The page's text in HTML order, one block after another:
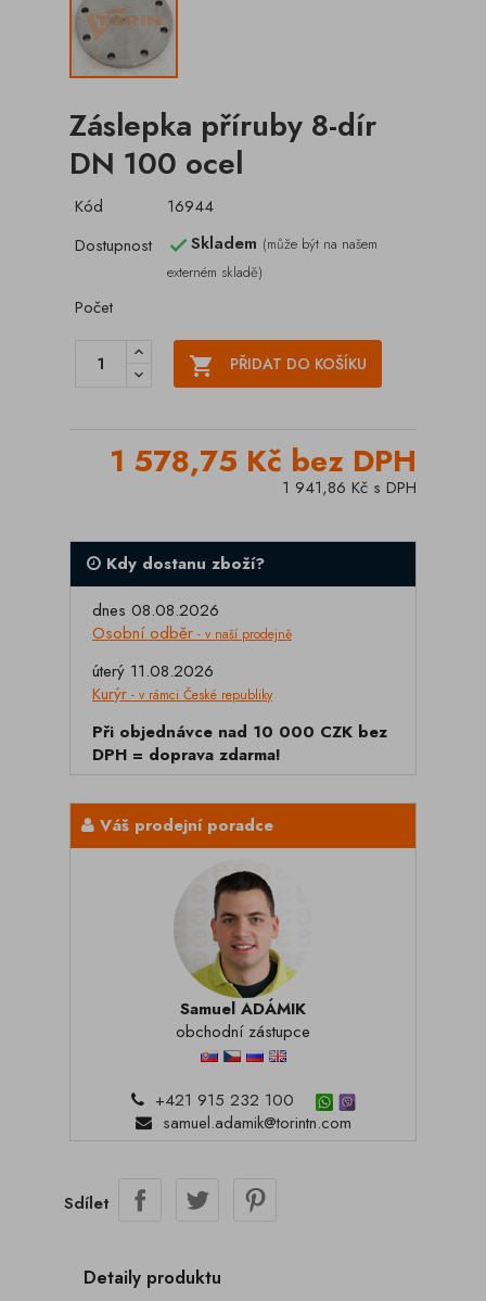
Záslepka příruby 8-dír
DN 100 ocel
Kód
16944
Dostupnost
Skladem (může být na našem
externém skladě)
Počet
 PŘIDAT DO KOŠÍKU
1 578,75 Kč bez DPH
1 941,86 Kč s DPH
Kdy dostanu zboží?
dnes 08.08.2026
Osobní odběr - v naší prodejně
úterý 11.08.2026
Kurýr - v rámci České republiky
Při objednávce nad 10 000 CZK bez
DPH = doprava zdarma!
Váš prodejní poradce
Samuel ADÁMIK
obchodní zástupce
+421 915 232 100
samuel.adamik@torintn.com
Sdílet
Detaily produktu